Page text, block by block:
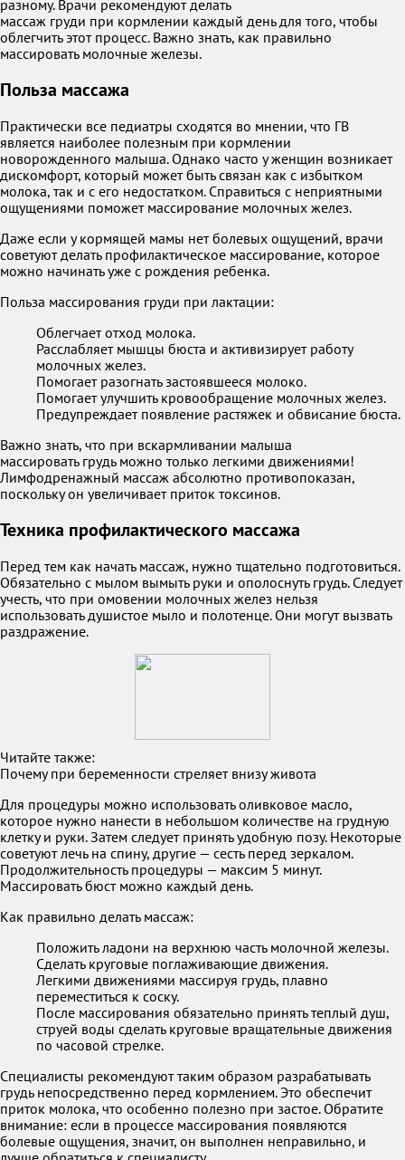
разному. Врачи рекомендуют делать
массаж груди при кормлении каждый день для того, чтобы
облегчить этот процесс. Важно знать, как правильно
массировать молочные железы.
Польза массажа
Практически все педиатры сходятся во мнении, что ГВ
является наиболее полезным при кормлении
новорожденного малыша. Однако часто у женщин возникает
дискомфорт, который может быть связан как с избытком
молока, так и с его недостатком. Справиться с неприятными
ощущениями поможет массирование молочных желез.
Даже если у кормящей мамы нет болевых ощущений, врачи
советуют делать профилактическое массирование, которое
можно начинать уже с рождения ребенка.
Польза массирования груди при лактации:
Облегчает отход молока.
Расслабляет мышцы бюста и активизирует работу
молочных желез.
Помогает разогнать застоявшееся молоко.
Помогает улучшить кровообращение молочных желез.
Предупреждает появление растяжек и обвисание бюста.
Важно знать, что при вскармливании малыша
массировать грудь можно только легкими движениями!
Лимфодренажный массаж абсолютно противопоказан,
поскольку он увеличивает приток токсинов.
Техника профилактического массажа
Перед тем как начать массаж, нужно тщательно подготовиться.
Обязательно с мылом вымыть руки и ополоснуть грудь. Следует
учесть, что при омовении молочных желез нельзя
использовать душистое мыло и полотенце. Они могут вызвать
раздражение.
Читайте также:
Почему при беременности стреляет внизу живота
Для процедуры можно использовать оливковое масло,
которое нужно нанести в небольшом количестве на грудную
клетку и руки. Затем следует принять удобную позу. Некоторые
советуют лечь на спину, другие — сесть перед зеркалом.
Продолжительность процедуры — максим 5 минут.
Массировать бюст можно каждый день.
Как правильно делать массаж:
Положить ладони на верхнюю часть молочной железы.
Сделать круговые поглаживающие движения.
Легкими движениями массируя грудь, плавно
переместиться к соску.
После массирования обязательно принять теплый душ,
струей воды сделать круговые вращательные движения
по часовой стрелке.
Специалисты рекомендуют таким образом разрабатывать
грудь непосредственно перед кормлением. Это обеспечит
приток молока, что особенно полезно при застое. Обратите
внимание: если в процессе массирования появляются
болевые ощущения, значит, он выполнен неправильно, и